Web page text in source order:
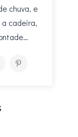
chuva, e
cadeira,